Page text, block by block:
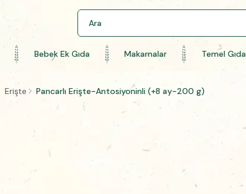
Bebek Ek Gıda Makarnalar Temel Gıda
Erişte Pancarlı Erişte-Antosiyoninli (+8 ay-200 g)